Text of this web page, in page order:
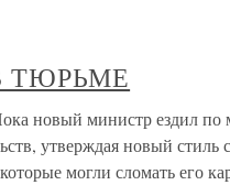
ТЮРЬМЕ
министр ездил по
утверждая новый стиль
могли сломать его